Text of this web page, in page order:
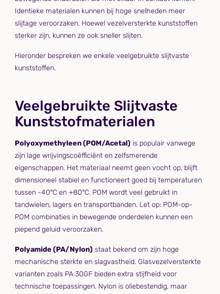
Identieke materialen kunnen bij hoge snelheden meer
slijtage veroorzaken. Hoewel vezelversterkte kunststoffen
sterker zijn, kunnen ze ook sneller slijten.
Hieronder bespreken we enkele veelgebruikte slijtvaste
kunststoffen.
Veelgebruikte Slijtvaste
Kunststofmaterialen
Polyoxymethyleen (POM/Acetal) is populair vanwege
zijn lage wrijvingscoëfficiënt en zelfsmerende
eigenschappen. Het materiaal neemt geen vocht op, blijft
dimensioneel stabiel en functioneert goed bij temperaturen
tussen -40°C en +80°C. POM wordt veel gebruikt in
tandwielen, lagers en transportbanden. Let op: POM-op-
POM combinaties in bewegende onderdelen kunnen een
piepend geluid veroorzaken.
Polyamide (PA/Nylon) staat bekend om zijn hoge
mechanische sterkte en slagvastheid. Glasvezelversterkte
varianten zoals PA 30GF bieden extra stijfheid voor
technische toepassingen. Nylon is oliebestendig, maar